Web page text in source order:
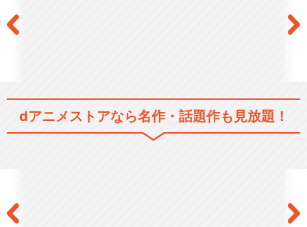
dアニメストアなら名作・話題作も見放題！